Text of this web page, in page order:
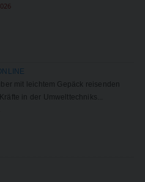
mit leichtem Gepäck reisenden
in der Umwelttechniks...